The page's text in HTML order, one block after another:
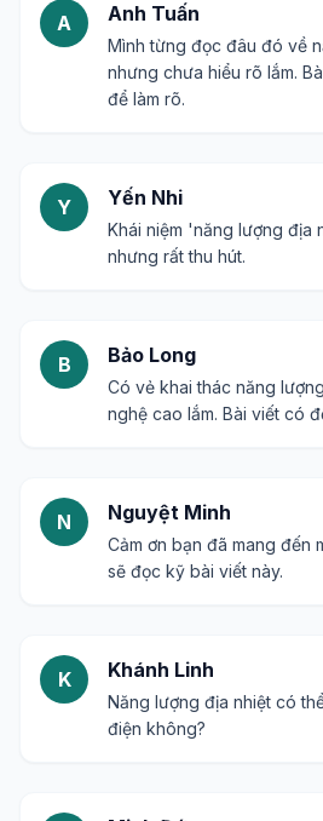
A Anh Tuấn
Mình từng đọc đâu đó về
nhưng chưa hiểu rõ lắm.
để làm rõ.
Y Yến Nhi
Khái niệm 'năng lượng địa
nhưng rất thu hút.
B Bảo Long
Có vẻ khai thác năng
nghệ cao lắm. Bài viết có
N Nguyệt Minh
Cảm ơn bạn đã mang đến
sẽ đọc kỹ bài viết này.
K Khánh Linh
Năng lượng địa nhiệt có
điện không?